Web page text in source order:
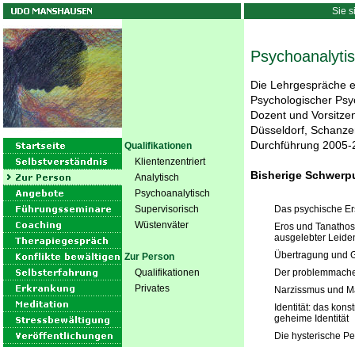
Sie
Qualifikationen
Klientenzentriert
Analytisch
Psychoanalytisch
Supervisorisch
Wüstenväter
Zur Person
Qualifikationen
Privates
Die Lehrgespräche
Psychologischer
Dozent und
Düsseldorf,
Durchführung 2005-
Bisherige
Das psychische
Eros und
ausgelebter
Übertragung und
Der
Narzissmus und
Identität: das
geheime Identität
Die hysterische